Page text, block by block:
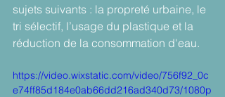
sujets suivants : la propreté urbaine, le
tri sélectif, l’usage du plastique et la
réduction de la consommation d'eau.
https://video.wixstatic.com/video/756f92_0c
e74ff85d184e0ab66dd216ad340d73/1080p